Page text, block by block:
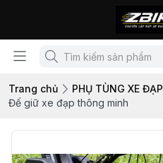
Trang chủ PHỤ TÙNG XE ĐẠP
Đế giữ xe đạp thông minh